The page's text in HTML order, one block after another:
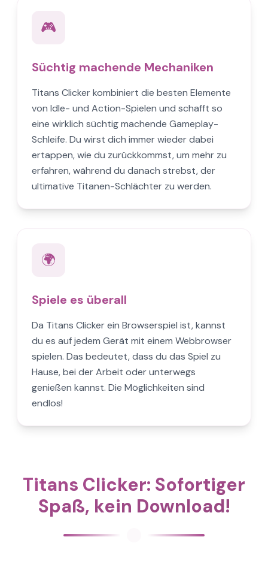
🎮
Süchtig machende Mechaniken
Titans Clicker kombiniert die besten Elemente
von Idle- und Action-Spielen und schafft so
eine wirklich süchtig machende Gameplay-
Schleife. Du wirst dich immer wieder dabei
ertappen, wie du zurückkommst, um mehr zu
erfahren, während du danach strebst, der
ultimative Titanen-Schlächter zu werden.
🌍
Spiele es überall
Da Titans Clicker ein Browserspiel ist, kannst
du es auf jedem Gerät mit einem Webbrowser
spielen. Das bedeutet, dass du das Spiel zu
Hause, bei der Arbeit oder unterwegs
genießen kannst. Die Möglichkeiten sind
endlos!
Titans Clicker: Sofortiger
Spaß, kein Download!